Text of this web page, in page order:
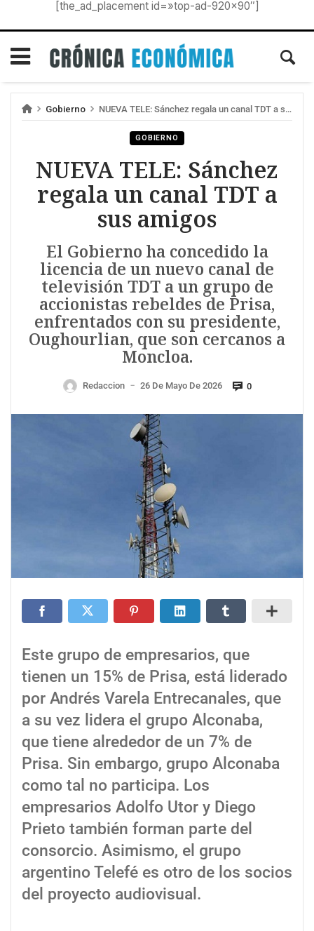
[the_ad_placement id=»top-ad-920×90″]
Gobierno NUEVA TELE: Sánchez regala un canal TDT a sus amigos
GOBIERNO
NUEVA TELE: Sánchez
regala un canal TDT a
sus amigos
El Gobierno ha concedido la
licencia de un nuevo canal de
televisión TDT a un grupo de
accionistas rebeldes de Prisa,
enfrentados con su presidente,
Oughourlian, que son cercanos a
Moncloa.
Redaccion — 26 De Mayo De 2026 0
Este grupo de empresarios, que
tienen un 15% de Prisa, está liderado
por Andrés Varela Entrecanales, que
a su vez lidera el grupo Alconaba,
que tiene alrededor de un 7% de
Prisa. Sin embargo, grupo Alconaba
como tal no participa. Los
empresarios Adolfo Utor y Diego
Prieto también forman parte del
consorcio. Asimismo, el grupo
argentino Telefé es otro de los socios
del proyecto audiovisual.